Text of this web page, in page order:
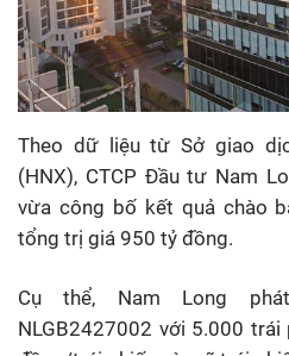
Theo dữ liệu từ Sở giao
(HNX), CTCP Đầu tư Nam
vừa công bố kết quả chào
tổng trị giá 950 tỷ đồng.
Cụ thể, Nam Long
NLGB2427002 với 5.000